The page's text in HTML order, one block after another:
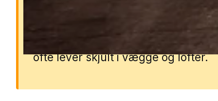
kortslutninger, brandfare og
skader. Et museproblem breder sig
hurtigt, da de formerer sig hele
ofte lever skjult i vægge og lofter.